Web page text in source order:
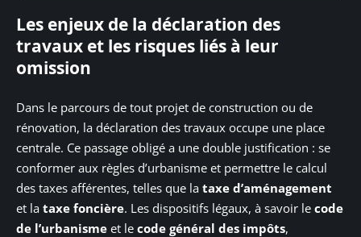
Les enjeux de la déclaration des
travaux et les risques liés à leur
omission
Dans le parcours de tout projet de construction ou de
rénovation, la déclaration des travaux occupe une place
centrale. Ce passage obligé a une double justification : se
conformer aux règles d’urbanisme et permettre le calcul
des taxes afférentes, telles que la taxe d’aménagement
et la taxe foncière. Les dispositifs légaux, à savoir le code
de l’urbanisme et le code général des impôts,